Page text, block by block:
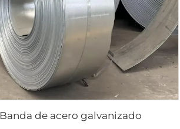
Banda de acero galvanizado